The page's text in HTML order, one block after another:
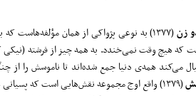
زن
(۱۳۷۷) به نوعی پژواکی از همان مؤلفه‌هاست
که هیچ وقت نمی‌خندد. به همه چیز از فرشته (نیکی
می‌کند همه‌ی دنیا جمع شده‌ا‌ند تا ناموسش را از
(۱۳۷۹) واقع اوج مجموعه نقش‌هایی است که